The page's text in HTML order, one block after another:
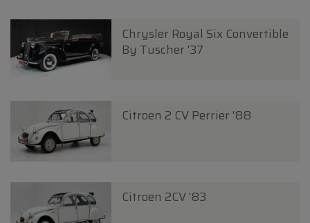
Chrysler Royal Six Convertible
By Tuscher '37
Citroen 2 CV Perrier '88
Citroen 2CV '83